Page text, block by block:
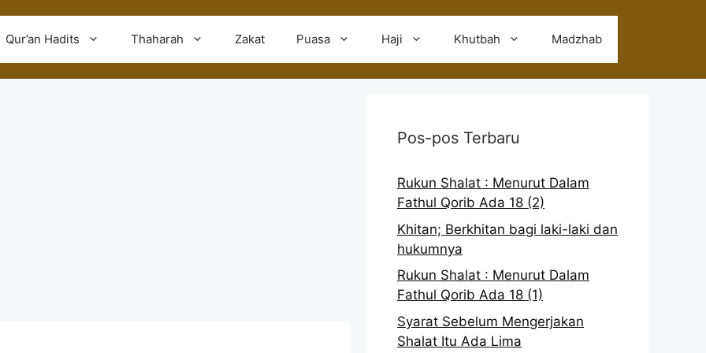
Qur’an Hadits Thaharah Zakat Puasa Haji Khutbah Madzhab
Pos-pos Terbaru
Rukun Shalat : Menurut Dalam
Fathul Qorib Ada 18 (2)
Khitan; Berkhitan bagi laki-laki dan
hukumnya
Rukun Shalat : Menurut Dalam
Fathul Qorib Ada 18 (1)
Syarat Sebelum Mengerjakan
Shalat Itu Ada Lima